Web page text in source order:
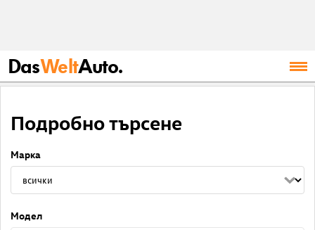
DasWeltAuto.
Подробно търсене
Марка
Модел